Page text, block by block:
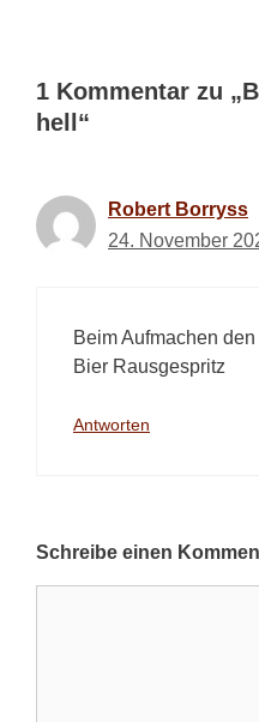
1 Kommentar zu
hell“
Robert Borryss
24. November
Beim Aufmachen
Bier Rausgespritz
Antworten
Schreibe einen